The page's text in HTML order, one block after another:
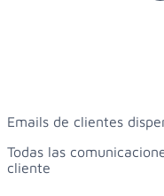
Emails de clientes
Todas las
cliente